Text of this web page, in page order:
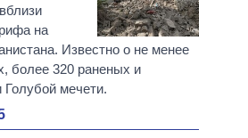
на
Известно о не менее
более 320 раненых и
Голубой мечети.